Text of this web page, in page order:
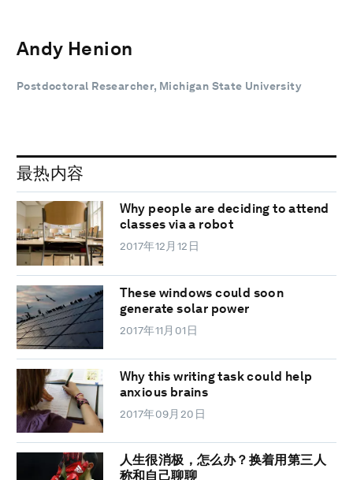
Andy Henion
Postdoctoral Researcher, Michigan State University
最热内容
Why people are deciding to attend
classes via a robot
2017年12月12日
These windows could soon
generate solar power
2017年11月01日
Why this writing task could help
anxious brains
2017年09月20日
人生很消极，怎么办？换着用第三人
称和自己聊聊